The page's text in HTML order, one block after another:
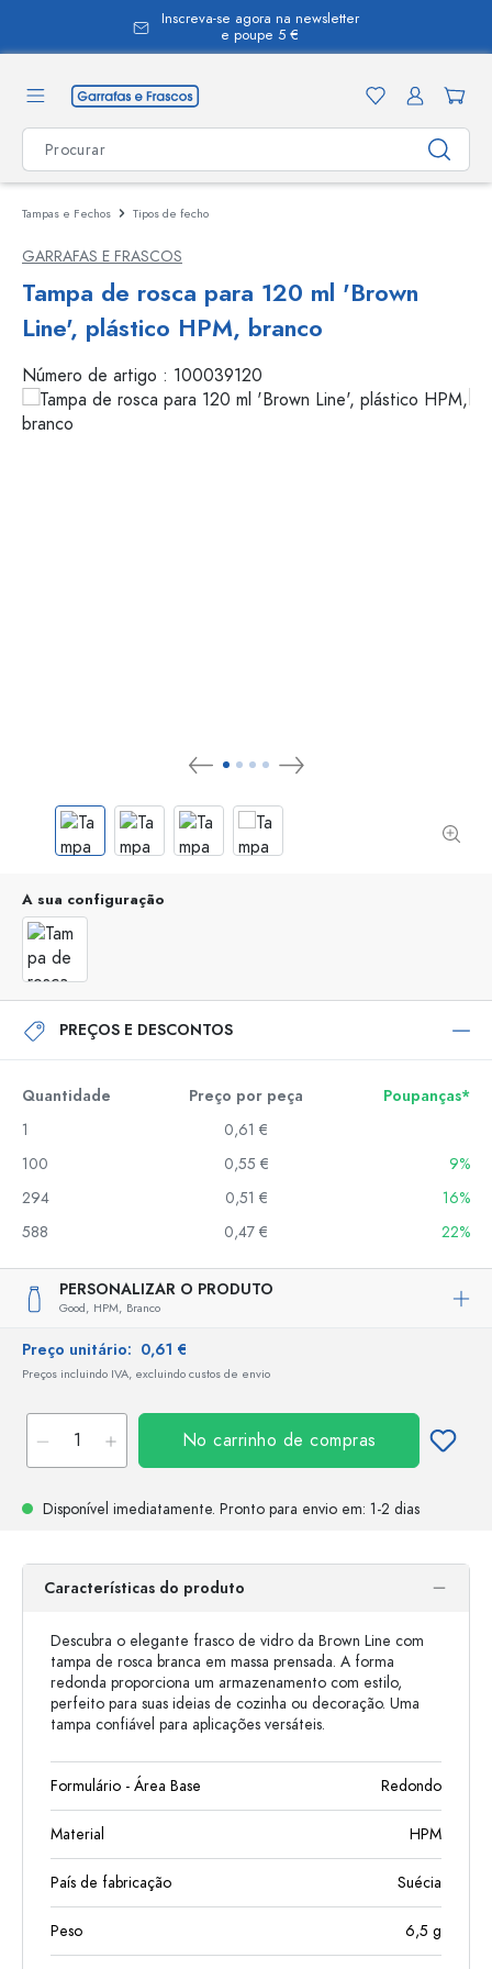
Inscreva-se agora na newsletter
e poupe 5 €
Tampas e Fechos Tipos de fecho
GARRAFAS E FRASCOS
Tampa de rosca para 120 ml 'Brown
Line', plástico HPM, branco
Número de artigo : 100039120
A sua configuração
PREÇOS E DESCONTOS
Quantidade Preço por peça
Poupanças*
1
0,61 €
100
0,55 €
9%
294
0,51 €
16%
588
0,47 € 22%
PERSONALIZAR O PRODUTO
Good, HPM, Branco
Preço unitário: 0,61 €
Preços incluindo IVA, excluindo custos de envio
No carrinho de compras
Disponível imediatamente. Pronto para envio em: 1-2 dias
Características do produto
Descubra o elegante frasco de vidro da Brown Line com
tampa de rosca branca em massa prensada. A forma
redonda proporciona um armazenamento com estilo,
perfeito para suas ideias de cozinha ou decoração. Uma
tampa confiável para aplicações versáteis.
Formulário - Área Base Redondo
Material HPM
País de fabricação Suécia
Peso 6,5 g